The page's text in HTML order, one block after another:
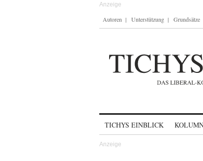
Autoren Unterstützung Grundsätze
TICHYS EINBLICK